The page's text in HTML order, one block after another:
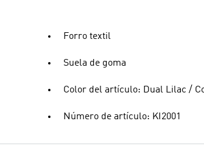
Forro textil
Suela de goma
Color del artículo: Dual Lilac /
Número de artículo: KI2001